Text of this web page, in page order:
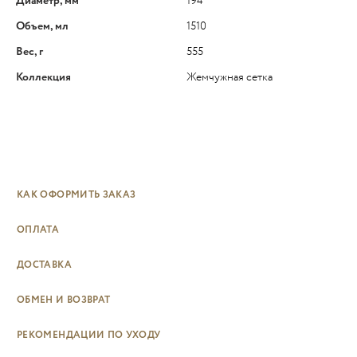
Объем, мл
1510
Вес, г
555
Коллекция
Жемчужная сетка
КАК ОФОРМИТЬ ЗАКАЗ
ОПЛАТА
ДОСТАВКА
ОБМЕН И ВОЗВРАТ
РЕКОМЕНДАЦИИ ПО УХОДУ